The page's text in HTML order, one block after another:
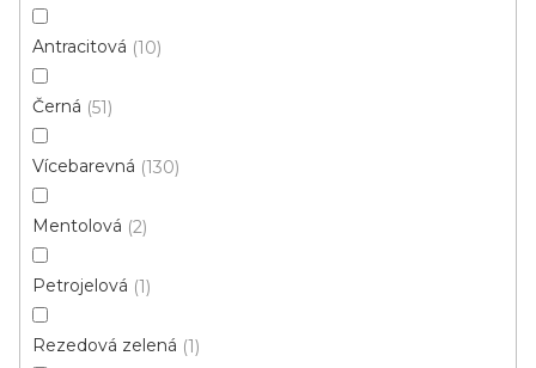
Antracitová 10
Černá 51
Vícebarevná 130
Mentolová 2
Petrojelová 1
Rezedová zelená 1